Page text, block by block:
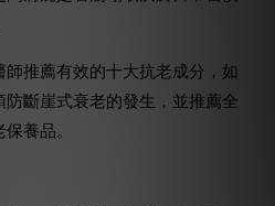
推薦有效的十大抗老成分，如
斷崖式衰老的發生，並推薦全
養品。